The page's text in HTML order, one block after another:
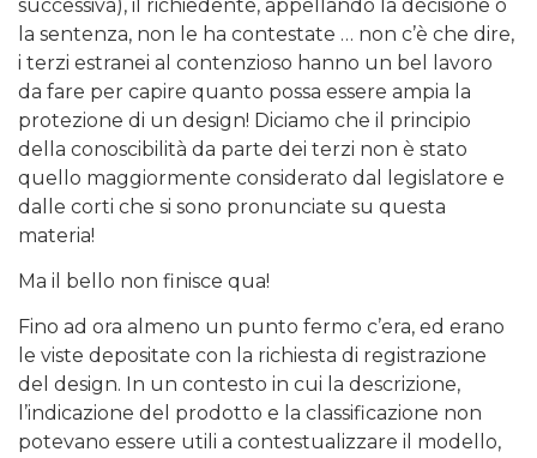
successiva), il richiedente, appellando la decisione o
la sentenza, non le ha contestate … non c’è che dire,
i terzi estranei al contenzioso hanno un bel lavoro
da fare per capire quanto possa essere ampia la
protezione di un design! Diciamo che il principio
della conoscibilità da parte dei terzi non è stato
quello maggiormente considerato dal legislatore e
dalle corti che si sono pronunciate su questa
materia!
Ma il bello non finisce qua!
Fino ad ora almeno un punto fermo c’era, ed erano
le viste depositate con la richiesta di registrazione
del design. In un contesto in cui la descrizione,
l’indicazione del prodotto e la classificazione non
potevano essere utili a contestualizzare il modello,